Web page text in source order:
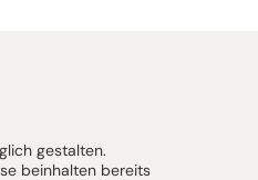
gestalten.
beinhalten bereits